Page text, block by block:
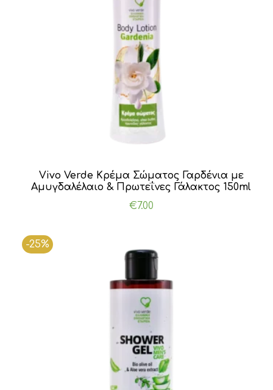
Vivo Verde Κρέμα Σώματος Γαρδένια με
Αμυγδαλέλαιο & Πρωτεΐνες Γάλακτος 150ml
€7.00
-25%